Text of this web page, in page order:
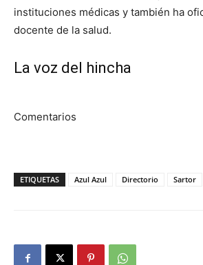
instituciones médicas y también ha
docente de la salud.
La voz del hincha
Comentarios
ETIQUETAS Azul Azul Directorio Sartor